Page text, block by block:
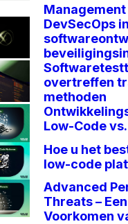
Management
DevSecOps in
overtreffen
methoden
Low-Code
Hoe u het
low-code
Advanced
Threats –
Voorkomen